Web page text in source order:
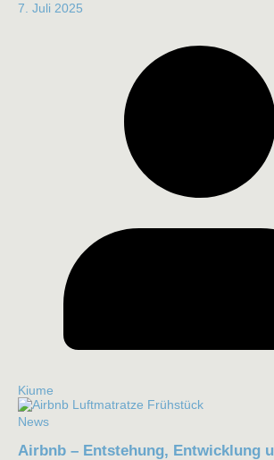
7. Juli 2025
Kiume
News
Airbnb – Entstehung, Entwicklung